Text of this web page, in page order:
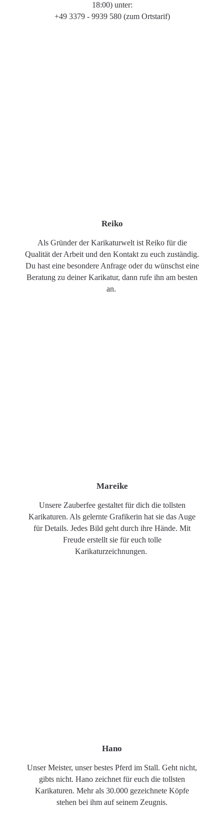
18:00) unter:
+49 3379 - 9939 580 (zum Ortstarif)
Reiko
Als Gründer der Karikaturwelt ist Reiko für die
Qualität der Arbeit und den Kontakt zu euch zuständig.
Du hast eine besondere Anfrage oder du wünschst eine
Beratung zu deiner Karikatur, dann rufe ihn am besten
an.
Mareike
Unsere Zauberfee gestaltet für dich die tollsten
Karikaturen. Als gelernte Grafikerin hat sie das Auge
für Details. Jedes Bild geht durch ihre Hände. Mit
Freude erstellt sie für euch tolle
Karikaturzeichnungen.
Hano
Unser Meister, unser bestes Pferd im Stall. Geht nicht,
gibts nicht. Hano zeichnet für euch die tollsten
Karikaturen. Mehr als 30.000 gezeichnete Köpfe
stehen bei ihm auf seinem Zeugnis.